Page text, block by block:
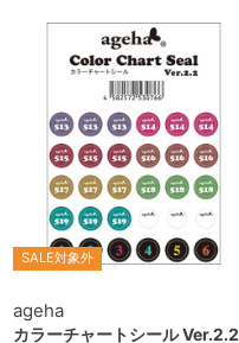
SALE対象外
ageha
カラーチャートシール Ver.2.2